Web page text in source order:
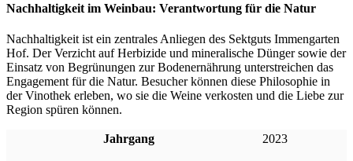
Nachhaltigkeit im Weinbau: Verantwortung für die Natur
Nachhaltigkeit ist ein zentrales Anliegen des Sektguts Immengarten
Hof. Der Verzicht auf Herbizide und mineralische Dünger sowie der
Einsatz von Begrünungen zur Bodenernährung unterstreichen das
Engagement für die Natur. Besucher können diese Philosophie in
der Vinothek erleben, wo sie die Weine verkosten und die Liebe zur
Region spüren können.
Jahrgang 2023